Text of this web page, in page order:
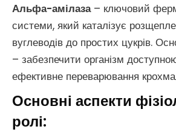
Альфа-амілаза– ключовий
системи, який каталізує
вуглеводів до простих цукрів.
– забезпечити організм
ефективне переварювання
Основні аспекти
ролі: